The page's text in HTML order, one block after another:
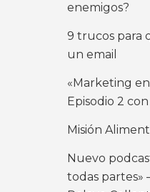
enemigos?
9 trucos para
un email
«Marketing
Episodio 2
Misión
Nuevo
todas partes»